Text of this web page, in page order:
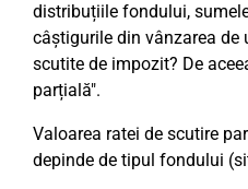
distribuțiile fondului,
câștigurile din vânzarea
scutite de impozit? De
parțială".
Valoarea ratei de scutire
depinde de tipul fondului